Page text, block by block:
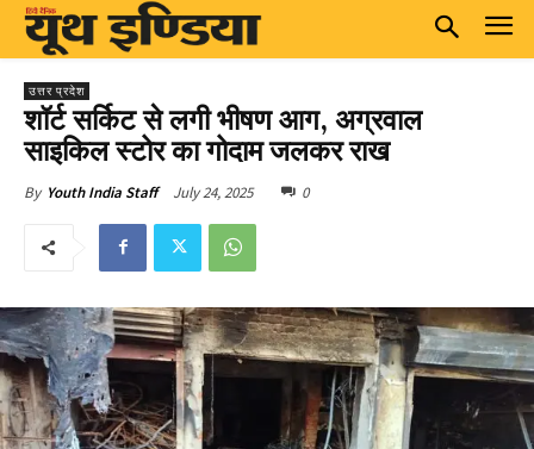
उत्तर प्रदेश
शॉर्ट सर्किट से लगी भीषण आग, अग्रवाल
साइकिल स्टोर का गोदाम जलकर राख
By Youth India Staff July 24, 2025 0